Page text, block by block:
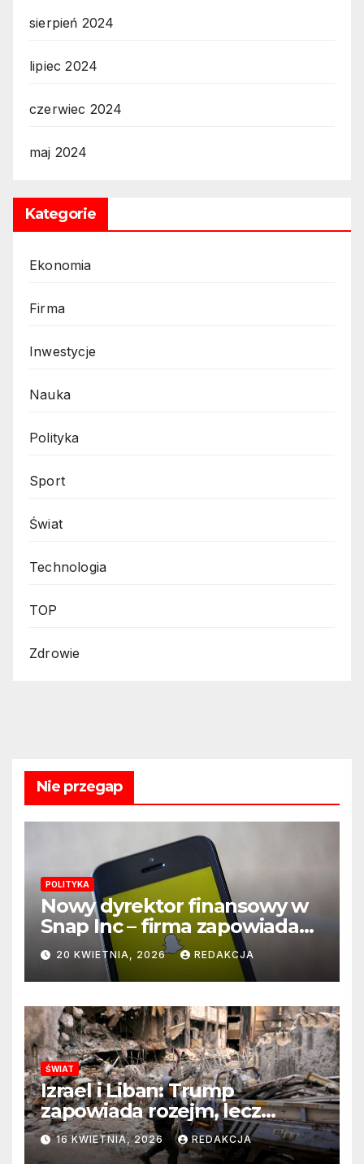
sierpień 2024
lipiec 2024
czerwiec 2024
maj 2024
Kategorie
Ekonomia
Firma
Inwestycje
Nauka
Polityka
Sport
Świat
Technologia
TOP
Zdrowie
Nie przegap
POLITYKA
Nowy dyrektor finansowy w
Snap Inc – firma zapowiada
zmianę na kluczowym
stanowisku
20 KWIETNIA, 2026 REDAKCJA
ŚWIAT
Izrael i Liban: Trump
zapowiada rozejm, lecz
perspektywa zakończenia
wojny wciąż odległa
16 KWIETNIA, 2026 REDAKCJA